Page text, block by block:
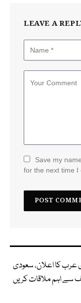
LEAVE A
Save my
for the next time I
عرب کا اعلان، سعودی
سے اہم ملاقات کریں